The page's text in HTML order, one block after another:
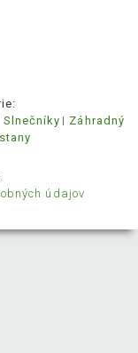
Slnečníky
Záhradný
údajov